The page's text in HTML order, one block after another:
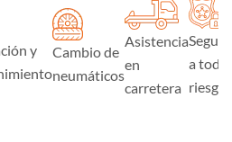
y
Cambio de
neumáticos
Asistencia
en
carretera
Seguro
a todo
riesgo